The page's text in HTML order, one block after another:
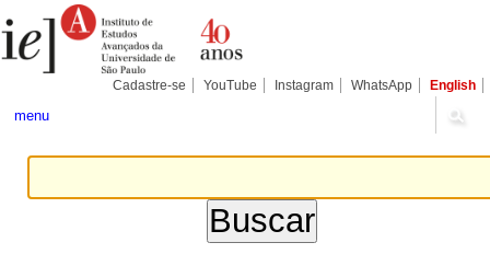
para
conteúdo.
Pessoais
Cadastre-se YouTube Instagram WhatsApp English
menu